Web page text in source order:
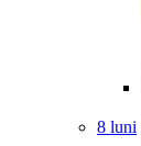
8 luni